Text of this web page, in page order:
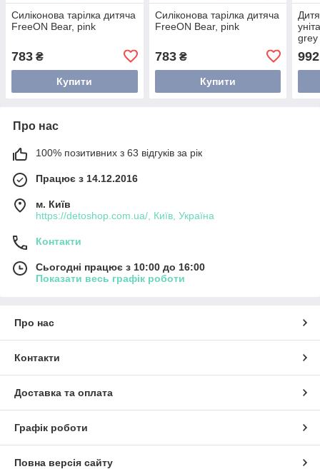
Силіконова тарілка дитяча
FreeON Bear, pink
783 ₴
Купити
Силіконова тарілка дитяча
FreeON Bear, pink
783₴
Купити
grey
992
Про нас
100% позитивних з 63 відгуків за рік
Працює з 14.12.2016
м. Київ
https://detoshop.com.ua/, Київ, Україна
Контакти
Сьогодні працює з 10:00 до 16:00
Показати весь графік роботи
Про нас
Контакти
Доставка та оплата
Графік роботи
Повна версія сайту